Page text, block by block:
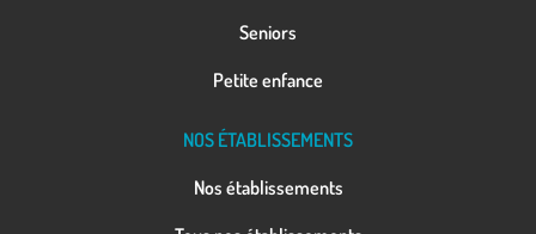
Seniors
Petite enfance
NOS ÉTABLISSEMENTS
Nos établissements